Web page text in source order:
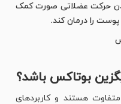
حرکت عضلاتی صورت کمک
را درمان کند.
بوتاکس باشد؟
هستند و کاربردهای